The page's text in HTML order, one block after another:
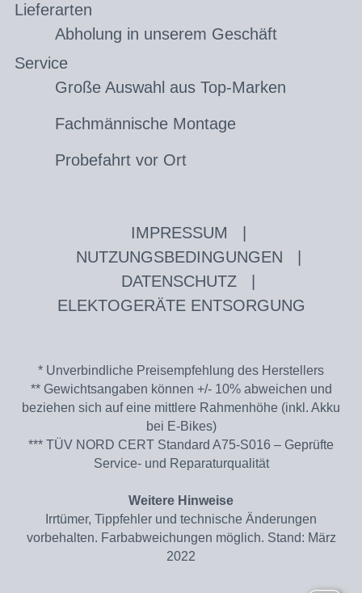
Lieferarten
Abholung in unserem Geschäft
Service
Große Auswahl aus Top-Marken
Fachmännische Montage
Probefahrt vor Ort
IMPRESSUM
NUTZUNGSBEDINGUNGEN
DATENSCHUTZ
ELEKTOGERÄTE ENTSORGUNG
* Unverbindliche Preisempfehlung des Herstellers
** Gewichtsangaben können +/- 10% abweichen und
beziehen sich auf eine mittlere Rahmenhöhe (inkl. Akku
bei E-Bikes)
*** TÜV NORD CERT Standard A75-S016 – Geprüfte
Service- und Reparaturqualität
Weitere Hinweise
Irrtümer, Tippfehler und technische Änderungen
vorbehalten. Farbabweichungen möglich. Stand: März
2022